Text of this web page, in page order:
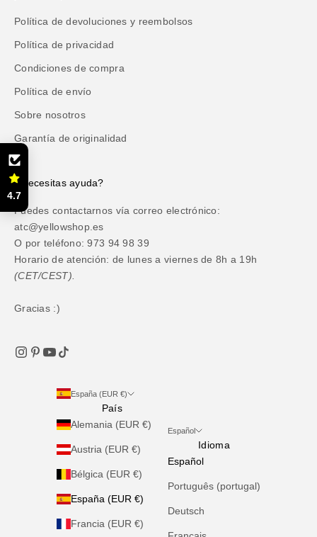
Política de devoluciones y reembolsos
Política de privacidad
Condiciones de compra
Política de envío
Sobre nosotros
Garantía de originalidad
¿Necesitas ayuda?
Puedes contactarnos vía correo electrónico:
atc@yellowshop.es
O por teléfono: 973 94 98 39
Horario de atención: de lunes a viernes de 8h a 19h
(CET/CEST).
Gracias :)
España (EUR €)
País
Alemania (EUR €)
Austria (EUR €)
Bélgica (EUR €)
España (EUR €)
Francia (EUR €)
Español
Idioma
Español
Português (portugal)
Deutsch
4.7